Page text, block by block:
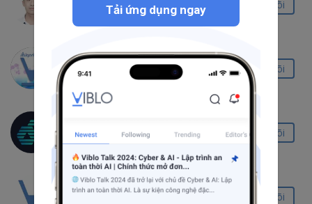
223 55
Theo dõi
Viblo Algorithm
12.4K 938 127
Theo dõi
179 16
Theo dõi
Viblo Security
Theo dõi
Tải ứng dụng ngay